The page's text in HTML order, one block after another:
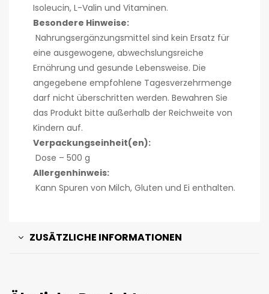
Isoleucin, L-Valin und Vitaminen.
Besondere Hinweise:
Nahrungsergänzungsmittel sind kein Ersatz für
eine ausgewogene, abwechslungsreiche
Ernährung und gesunde Lebensweise. Die
angegebene empfohlene Tagesverzehrmenge
darf nicht überschritten werden. Bewahren Sie
das Produkt bitte außerhalb der Reichweite von
Kindern auf.
Verpackungseinheit(en):
Dose – 500 g
Allergenhinweis:
Kann Spuren von Milch, Gluten und Ei enthalten.
ZUSÄTZLICHE INFORMATIONEN